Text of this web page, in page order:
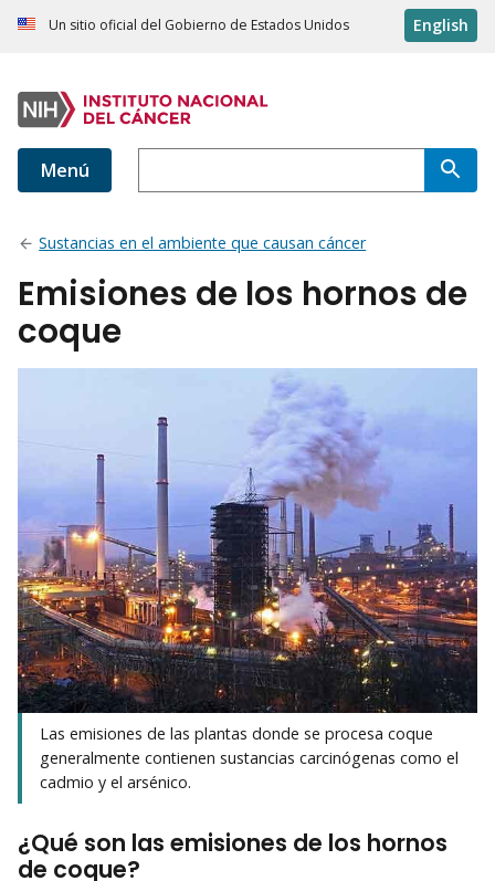
Un sitio oficial del Gobierno de Estados Unidos English
Menú
Sustancias en el ambiente que causan cáncer
Emisiones de los hornos de
coque
Las emisiones de las plantas donde se procesa coque
generalmente contienen sustancias carcinógenas como el
cadmio y el arsénico.
¿Qué son las emisiones de los hornos
de coque?